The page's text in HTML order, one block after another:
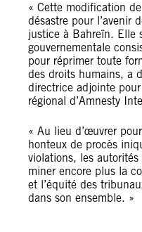
« Cette modification
désastre pour l’avenir
justice à Bahreïn. Elle
gouvernementale
pour réprimer toute
des droits humains, a
directrice adjointe
régional d’Amnesty
« Au lieu d’œuvrer
honteux de procès
violations, les
miner encore plus la
et l’équité des
dans son ensemble. »